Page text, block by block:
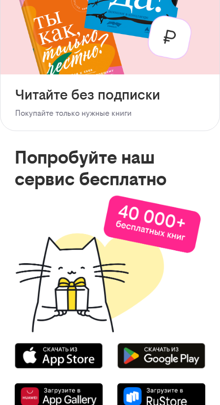
Читайте без подписки
Покупайте только нужные книги
Попробуйте наш
сервис бесплатно